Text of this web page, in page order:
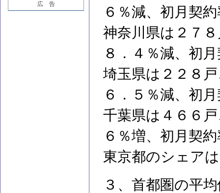
広 告
６％減、初月契
神奈川県は２７
８．４％減、初
埼玉県は２２８
６．５％減、初
千葉県は４６６
６％増、初月契
東京都のシェア
３、首都圏の平